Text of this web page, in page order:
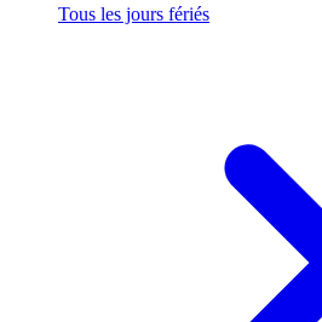
Tous les jours fériés